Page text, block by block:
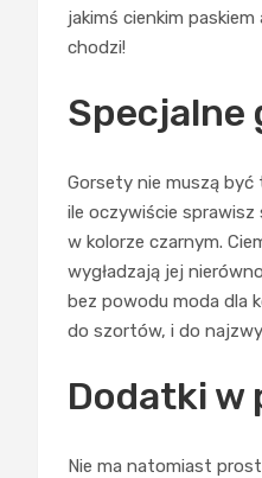
jakimś cienkim
chodzi!
Specjalne
Gorsety nie muszą być
ile oczywiście
w kolorze czarnym.
wygładzają jej
bez powodu moda dla
do szortów, i do
Dodatki w
Nie ma natomiast